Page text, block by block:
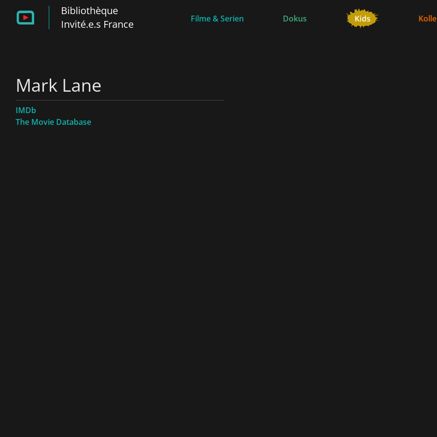
Bibliothèque
Invité.e.s France
Filme & Serien Dokus
Mark Lane
IMDb
The Movie Database